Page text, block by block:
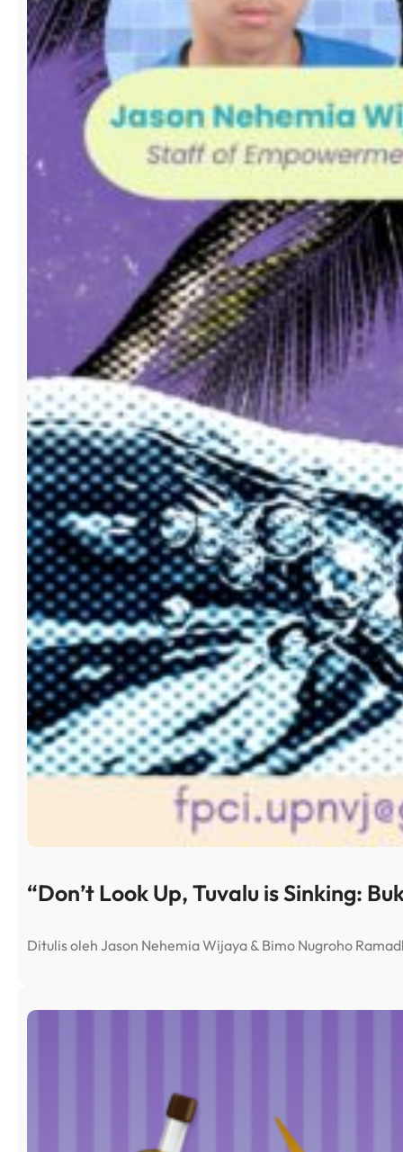
“Don’t Look Up, Tuvalu is Sinking:
Ditulis oleh Jason Nehemia Wijaya & Bimo Nugroho